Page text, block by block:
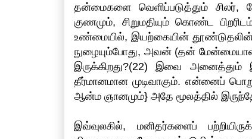
தன்மைகளை வெளிப்படுத்தும் சிலர்,
குணமும், சிறுமதியும் கொண்ட
உண்மையில், இயற்கையின்
நுழையும்போது, அவன் (தன்
இருக்கிறது?(22) இவை அனைத்தும்
தீர்மானமான முடிவாகும். என்னைப்
ஆன்ம ஞானமும்} அதே மூலத்தில்
இவ்வுலகில், மனிதர்களைப்